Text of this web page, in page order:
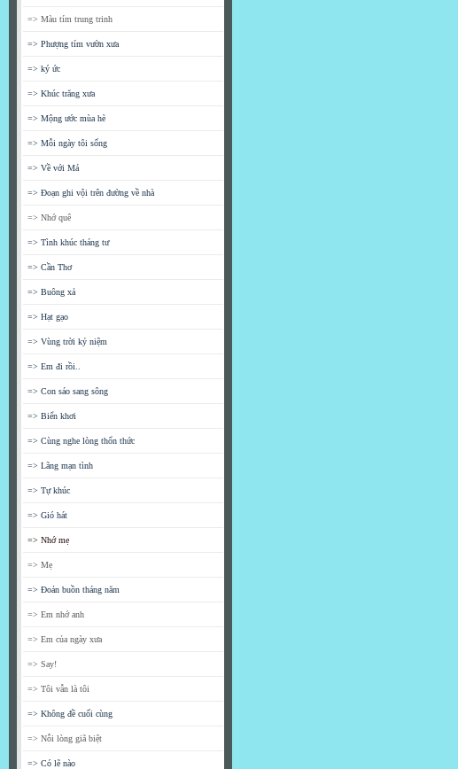
=> Màu tím trung trinh
=> Phượng tím vườn xưa
=> ký ức
=> Khúc trăng xưa
=> Mộng ước mùa hè
=> Mỗi ngày tôi sống
=> Về với Má
=> Đoạn ghi vội trên đường về nhà
=> Nhớ quê
=> Tình khúc tháng tư
=> Cần Thơ
=> Buông xả
=> Hạt gạo
=> Vùng trời kỷ niệm
=> Em đi rồi..
=> Con sáo sang sông
=> Biển khơi
=> Cùng nghe lòng thổn thức
=> Lãng mạn tình
=> Tự khúc
=> Gió hát
=> Nhớ mẹ
=> Mẹ
=> Đoản buồn tháng năm
=> Em nhớ anh
=> Em của ngày xưa
=> Say!
=> Tôi vẫn là tôi
=> Không đề cuối cùng
=> Nỗi lòng giã biệt
=> Có lẽ nào